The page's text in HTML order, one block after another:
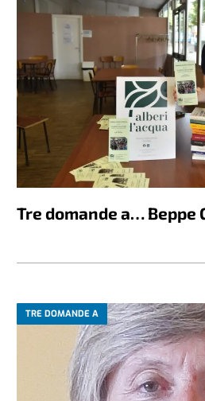
Tre domande a… Beppe
TRE DOMANDE A